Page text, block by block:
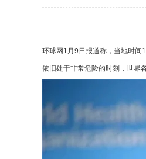
环球网1月9日报道称，当地时间
依旧处于非常危险的时刻，世界